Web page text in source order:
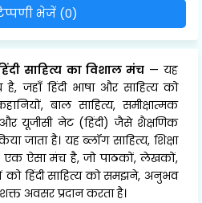
भेजें (0)
साहित्य का विशाल मंच — यह
जहाँ हिंदी भाषा और साहित्य को
बाल साहित्य, समीक्षात्मक
और यूजीसी नेट (हिंदी) जैसे शैक्षणिक
जाता है। यह ब्लॉग साहित्य, शिक्षा
एक ऐसा मंच है, जो पाठकों, लेखकों,
को हिंदी साहित्य को समझने, अनुभव
अवसर प्रदान करता है।